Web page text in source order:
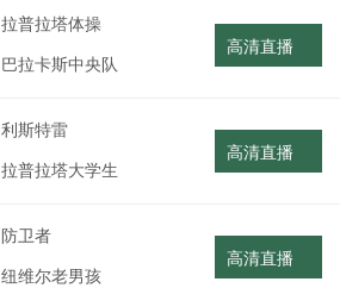
拉普拉塔体操
巴拉卡斯中央队
高清直播
利斯特雷
拉普拉塔大学生
高清直播
防卫者
纽维尔老男孩
高清直播